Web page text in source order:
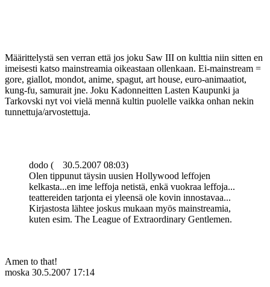
Määrittelystä sen verran että jos joku Saw III on kulttia niin sitten en
imeisesti katso mainstreamia oikeastaan ollenkaan. Ei-mainstream =
gore, giallot, mondot, anime, spagut, art house, euro-animaatiot,
kung-fu, samurait jne. Joku Kadonneitten Lasten Kaupunki ja
Tarkovski nyt voi vielä mennä kultin puolelle vaikka onhan nekin
tunnettuja/arvostettuja.
dodo (
30.5.2007 08:03)
Olen tippunut täysin uusien Hollywood leffojen
kelkasta...en ime leffoja netistä, enkä vuokraa leffoja...
teattereiden tarjonta ei yleensä ole kovin innostavaa...
Kirjastosta lähtee joskus mukaan myös mainstreamia,
kuten esim. The League of Extraordinary Gentlemen.
Amen to that!
moska 30.5.2007 17:14